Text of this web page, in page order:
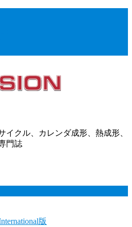
イクル、カレンダ成形、熱成形、
門誌
版